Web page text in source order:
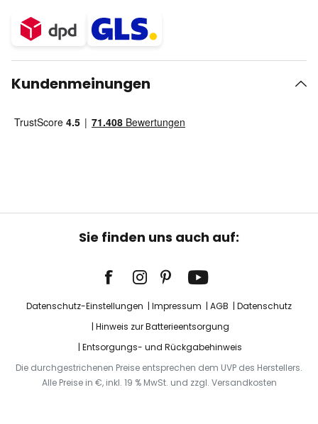
Kundenmeinungen
Sie finden uns auch auf:
Datenschutz-Einstellungen Impressum AGB
Datenschutz
Hinweis zur Batterieentsorgung
Entsorgungs- und Rückgabehinweis
Die durchgestrichenen Preise entsprechen dem UVP des Herstellers.
Alle Preise in €, inkl. 19 % MwSt. und zzgl. Versandkosten